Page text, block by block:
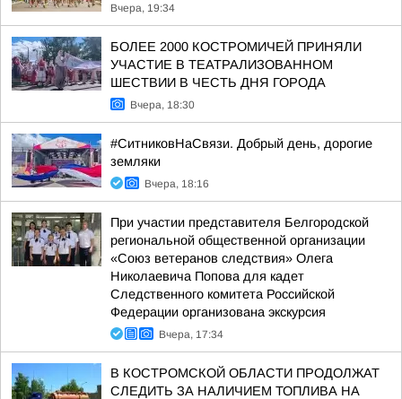
Вчера, 19:34
БОЛЕЕ 2000 КОСТРОМИЧЕЙ ПРИНЯЛИ
УЧАСТИЕ В ТЕАТРАЛИЗОВАННОМ
ШЕСТВИИ В ЧЕСТЬ ДНЯ ГОРОДА
Вчера, 18:30
#СитниковНаСвязи. Добрый день, дорогие
земляки
Вчера, 18:16
При участии представителя Белгородской
региональной общественной организации
«Союз ветеранов следствия» Олега
Николаевича Попова для кадет
Следственного комитета Российской
Федерации организована экскурсия
Вчера, 17:34
В КОСТРОМСКОЙ ОБЛАСТИ ПРОДОЛЖАТ
СЛЕДИТЬ ЗА НАЛИЧИЕМ ТОПЛИВА НА